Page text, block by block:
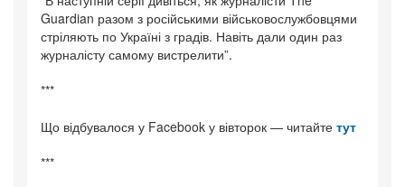
Guardian разом з російськими військовослужбовцями
стріляють по Україні з градів. Навіть дали один раз
журналісту самому вистрелити”.
***
Що відбувалося у Facebook у вівторок — читайте тут
***